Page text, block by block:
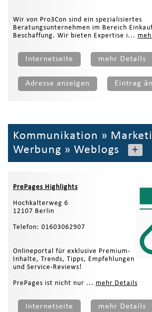
Wir von Pro3Con sind ein spezialisiertes
Beratungsunternehmen im Bereich
Beschaffung. Wir bieten Expertise i...
Internetseite mehr Details
Adresse anzeigen Eintrag
Kommunikation »
Werbung » Weblogs +
PrePages Highlights
Hochkalterweg 6
12107 Berlin
Telefon: 01603062907
Onlineportal für exklusive Premium-
Inhalte, Trends, Tipps, Empfehlungen
und Service-Reviews!
PrePages ist nicht nur ... mehr Details
Internetseite mehr Details